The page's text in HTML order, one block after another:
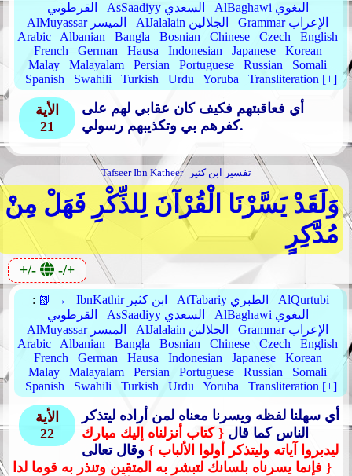
القرطوبي
AsSaadiyy السعدي
AlBaghawi البغوي
AlMuyassar الميسر
AlJalalain الجلالين
Grammar الإعراب
Arabic
Albanian Bangla Bosnian Chinese Czech
English
French
German Hausa Indonesian Japanese
Korean
Malay
Malayalam Persian Portuguese Russian
Somali
Spanish
Swahili Turkish Urdu Yoruba Transliteration [+]
الأية
21
أي فعاقبتهم فكيف كان عقابي لهم على
كفرهم بي وتكذيبهم رسولي.
Tafseer Ibn Katheer تفسير ابن كثير
وَلَقَدْ يَسَّرْنَا الْقُرْآنَ لِلذِّكْرِ فَهَلْ مِنْ
مُدَّكِرٍ
+/- -/+
: 📗 → IbnKathir ابن كثير AtTabariy الطبري
AlQurtubi
القرطوبي
AsSaadiyy السعدي
AlBaghawi البغوي
AlMuyassar الميسر
AlJalalain الجلالين
Grammar الإعراب
Arabic
Albanian Bangla Bosnian Chinese Czech
English
French
German Hausa Indonesian Japanese
Korean
Malay
Malayalam Persian Portuguese Russian
Somali
Spanish
Swahili Turkish Urdu Yoruba Transliteration [+]
الأية
22
أي سهلنا لفظه ويسرنا معناه لمن أراده ليتذكر
الناس كما قال { كتاب أنزلناه إليك مبارك
ليدبروا آياته وليتذكر أولوا الألباب } وقال تعالى
{ فإنما يسرناه بلسانك لتبشر به المتقين وتنذر به قوما لدا